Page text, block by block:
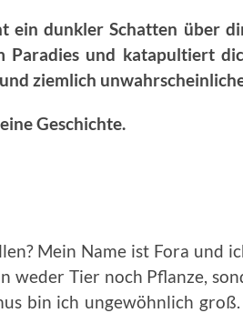
ein dunkler Schatten über
Paradies und katapultiert
ziemlich
Geschichte.
Mein Name ist Fora und
weder Tier noch Pflanze,
bin ich ungewöhnlich